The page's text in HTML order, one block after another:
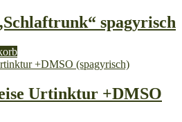
spagyrisch
Urtinktur +DMSO